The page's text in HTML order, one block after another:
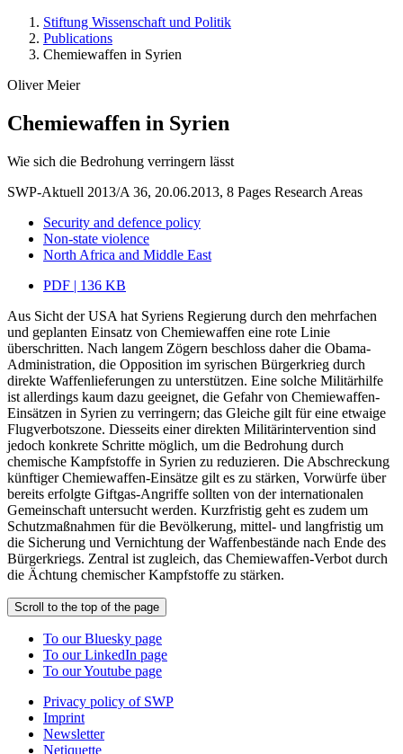
Stiftung Wissenschaft und Politik
Publications
Chemiewaffen in Syrien
Oliver Meier
Chemiewaffen in Syrien
Wie sich die Bedrohung verringern lässt
SWP-Aktuell 2013/A 36, 20.06.2013, 8 Pages Research Areas
Security and defence policy
Non-state violence
North Africa and Middle East
PDF | 136 KB
Aus Sicht der USA hat Syriens Regierung durch den mehrfachen
und geplanten Einsatz von Chemiewaffen eine rote Linie
überschritten. Nach langem Zögern beschloss daher die Obama-
Administration, die Opposition im syrischen Bürgerkrieg durch
direkte Waffenlieferungen zu unterstützen. Eine solche Militärhilfe
ist allerdings kaum dazu geeignet, die Gefahr von Chemiewaffen-
Einsätzen in Syrien zu verringern; das Gleiche gilt für eine etwaige
Flugverbotszone. Diesseits einer direkten Militärintervention sind
jedoch konkrete Schritte möglich, um die Bedrohung durch
chemische Kampfstoffe in Syrien zu reduzieren. Die Abschreckung
künftiger Chemiewaffen-Einsätze gilt es zu stärken, Vorwürfe über
bereits erfolgte Giftgas-Angriffe sollten von der internationalen
Gemeinschaft untersucht werden. Kurzfristig geht es zudem um
Schutzmaßnahmen für die Bevölkerung, mittel- und langfristig um
die Sicherung und Vernichtung der Waffenbestände nach Ende des
Bürgerkriegs. Zentral ist zugleich, das Chemiewaffen-Verbot durch
die Ächtung chemischer Kampfstoffe zu stärken.
Scroll to the top of the page
To our Bluesky page
To our LinkedIn page
To our Youtube page
Privacy policy of SWP
Imprint
Newsletter
Netiquette